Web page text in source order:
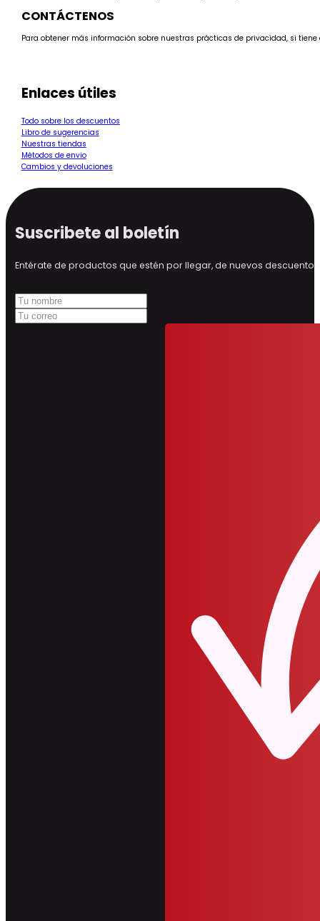
CONTÁCTENOS
Para obtener más información sobre nuestras prácticas de privacidad, si
Enlaces útiles
Todo sobre los descuentos
Libro de sugerencias
Nuestras tiendas
Métodos de envio
Cambios y devoluciones
Suscribete al boletín
Entérate de productos que estén por llegar, de nuevos